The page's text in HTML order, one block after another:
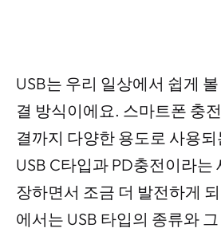
USB는 우리 일상에서 쉽게
결 방식이에요. 스마트폰 충
결까지 다양한 용도로 사용
USB C타입과 PD충전이라는
장하면서 조금 더 발전하게
에서는 USB 타입의 종류와